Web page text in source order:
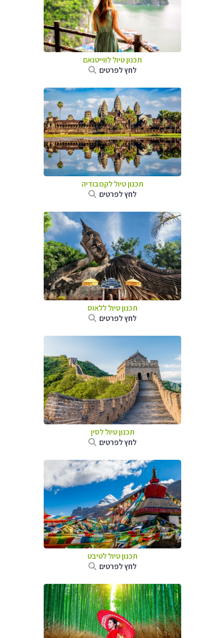
תכנון טיול לווייטנאם
לחץ לפרטים
תכנון טיוללקמבודיה
לחץ לפרטים
תכנון טיולללאוס
לחץ לפרטים
תכנון טיוללסין
לחץ לפרטים
תכנון טיוללטיבט
לחץ לפרטים